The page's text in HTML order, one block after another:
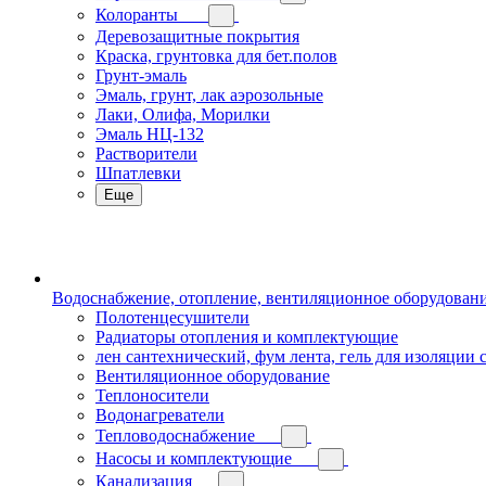
Колоранты
Деревозащитные покрытия
Краска, грунтовка для бет.полов
Грунт-эмаль
Эмаль, грунт, лак аэрозольные
Лаки, Олифа, Морилки
Эмаль НЦ-132
Растворители
Шпатлевки
Еще
Водоснабжение, отопление, вентиляционное
Полотенцесушители
Радиаторы отопления и комплектующие
лен сантехнический, фум лента, гель для изоляции
Вентиляционное оборудование
Теплоносители
Водонагреватели
Тепловодоснабжение
Насосы и комплектующие
Канализация